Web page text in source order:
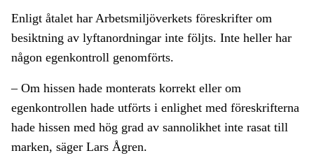
Enligt åtalet har Arbetsmiljöverkets föreskrifter om
besiktning av lyftanordningar inte följts. Inte heller har
någon egenkontroll genomförts.
– Om hissen hade monterats korrekt eller om
egenkontrollen hade utförts i enlighet med föreskrifterna
hade hissen med hög grad av sannolikhet inte rasat till
marken, säger Lars Ågren.